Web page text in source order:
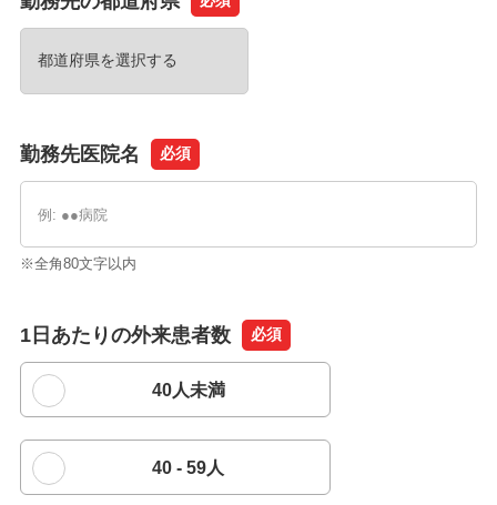
勤務先医院名 必須
※全角80文字以内
1日あたりの外来患者数 必須
40人未満
40 - 59人